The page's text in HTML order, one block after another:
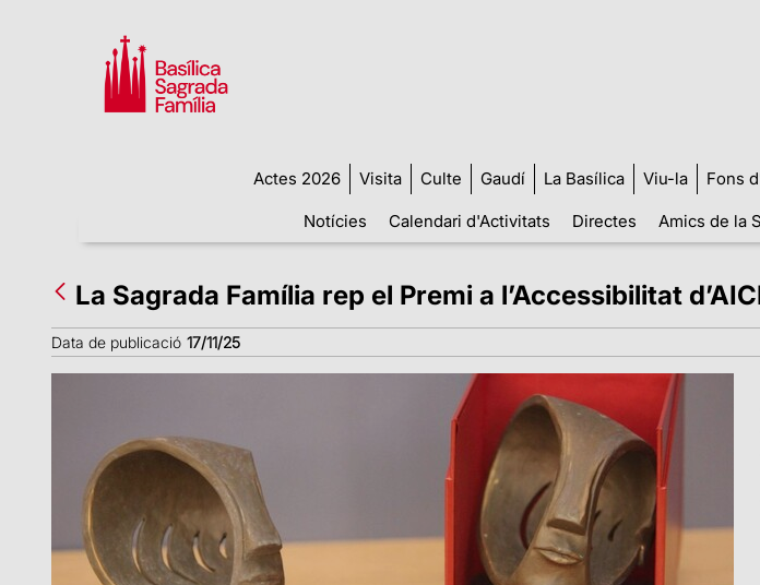
Actes 2026 Visita Culte Gaudí La Basílica Viu-la Fons
Notícies
Calendari d'Activitats Directes Amics de la
La Sagrada Família rep el Premi a l’Accessibilitat
Data de publicació 17/11/25